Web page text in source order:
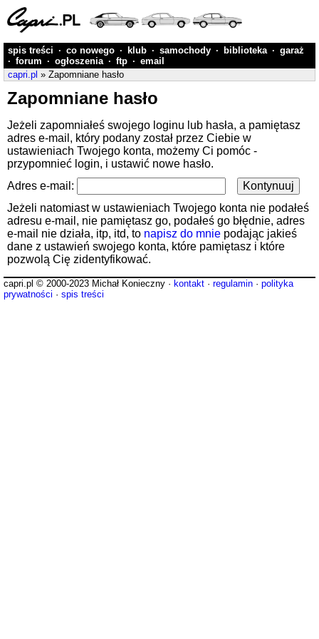
spis treści · co nowego · klub · samochody · biblioteka · garaż
· forum · ogłoszenia · ftp · email
capri.pl » Zapomniane hasło
Zapomniane hasło
Jeżeli zapomniałeś swojego loginu lub hasła, a pamiętasz
adres e-mail, który podany został przez Ciebie w
ustawieniach Twojego konta, możemy Ci pomóc -
przypomnieć login, i ustawić nowe hasło.
Adres e-mail:
Jeżeli natomiast w ustawieniach Twojego konta nie podałeś
adresu e-mail, nie pamiętasz go, podałeś go błędnie, adres
e-mail nie działa, itp, itd, to napisz do mnie podając jakieś
dane z ustawień swojego konta, które pamiętasz i które
pozwolą Cię zidentyfikować.
capri.pl © 2000-2023 Michał Konieczny · kontakt · regulamin · polityka
prywatności · spis treści